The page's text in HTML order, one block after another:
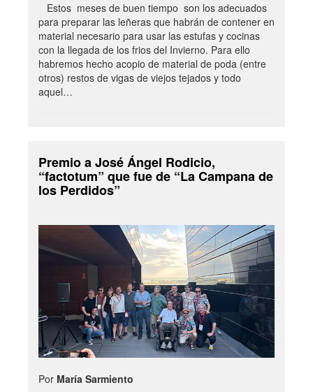
Estos meses de buen tiempo son los adecuados
para preparar las leñeras que habrán de contener en
material necesario para usar las estufas y cocinas
con la llegada de los frios del Invierno. Para ello
habremos hecho acopio de material de poda (entre
otros) restos de vigas de viejos tejados y todo
aquel…
Premio a José Ángel Rodicio,
“factotum” que fue de “La Campana de
los Perdidos”
Por María Sarmiento